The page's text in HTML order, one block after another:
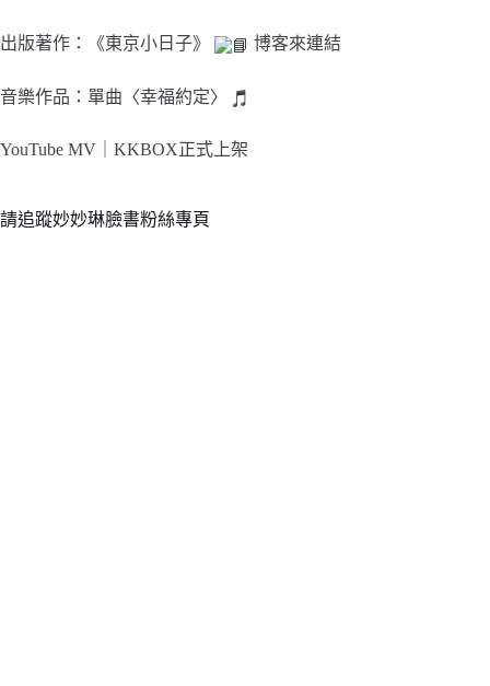
出版著作：《東京小日子》 博客來連結
音樂作品：單曲〈幸福約定〉
YouTube MV｜ KKBOX正式上架
請追蹤妙妙琳臉書粉絲專頁